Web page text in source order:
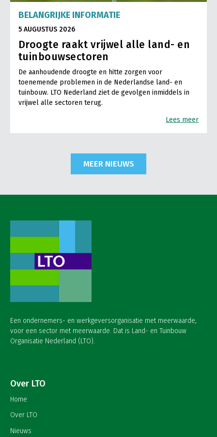
BELANGRIJKE INFORMATIE
5 AUGUSTUS 2026
Droogte raakt vrijwel alle land- en
tuinbouwsectoren
De aanhoudende droogte en hitte zorgen voor
toenemende problemen in de Nederlandse land- en
tuinbouw. LTO Nederland ziet de gevolgen inmiddels in
vrijwel alle sectoren terug.
Lees meer
MEER NIEUWS
Een ondernemers- en werkgeversorganisatie met meerwaarde,
voor een sector met meerwaarde. Dat is Land- en Tuinbouw
Organisatie Nederland (LTO).
Over LTO
Home
Over LTO
Nieuws